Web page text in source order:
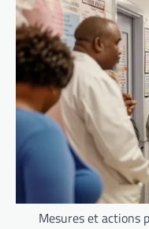
Mesures et actions